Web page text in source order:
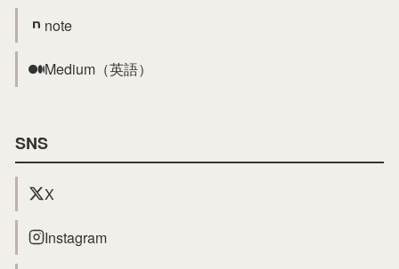
note
Medium（英語）
SNS
X
Instagram